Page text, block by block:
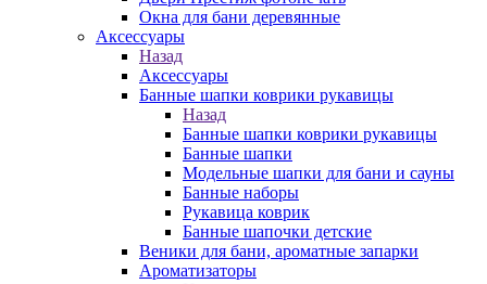
Окна для бани деревянные
Аксессуары
Назад
Аксессуары
Банные шапки коврики рукавицы
Назад
Банные шапки коврики рукавицы
Банные шапки
Модельные шапки для бани и сауны
Банные наборы
Рукавица коврик
Банные шапочки детские
Веники для бани, ароматные запарки
Ароматизаторы